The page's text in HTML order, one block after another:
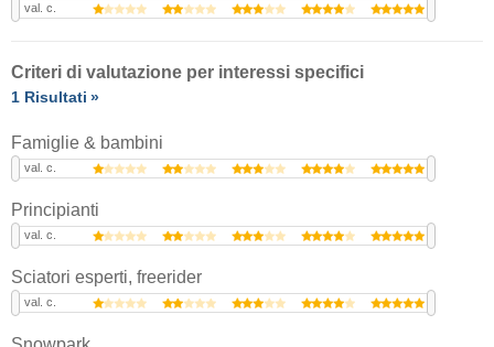
val. c.
Criteri di valutazione per interessi specifici
1 Risultati
Famiglie & bambini
val. c.
Principianti
val. c.
Sciatori esperti, freerider
val. c.